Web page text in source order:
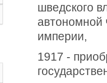
шведского
автономной
империи,
1917 -